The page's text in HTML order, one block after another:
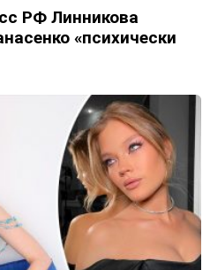
РФ Линникова
«психически